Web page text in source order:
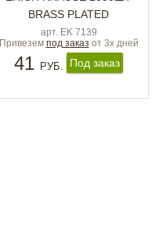
BRASS PLATED
арт. EK 7139
Привезем под заказ от 3х дней
41 РУБ. Под заказ